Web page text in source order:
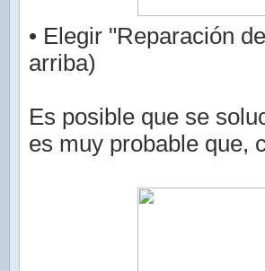
• Elegir "Reparación
arriba)
Es posible que se
es muy probable que,